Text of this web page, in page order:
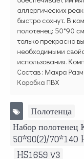
аллергических
быстро сохнут. В
полотенец: 50*90
только прекрасно
необходимыми
использования.
Состав : Махра
Коробка ПВХ
Полотенца
Набор
50*90(2)/70*140
HS1659 v3